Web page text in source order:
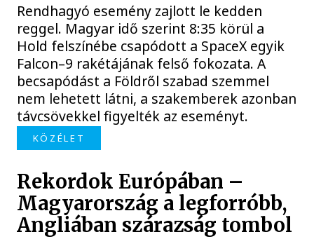
Rendhagyó esemény zajlott le kedden
reggel. Magyar idő szerint 8:35 körül a
Hold felszínébe csapódott a SpaceX egyik
Falcon–9 rakétájának felső fokozata. A
becsapódást a Földről szabad szemmel
nem lehetett látni, a szakemberek azonban
távcsövekkel figyelték az eseményt.
KÖZÉLET
Rekordok Európában –
Magyarország a legforróbb,
Angliában szárazság tombol